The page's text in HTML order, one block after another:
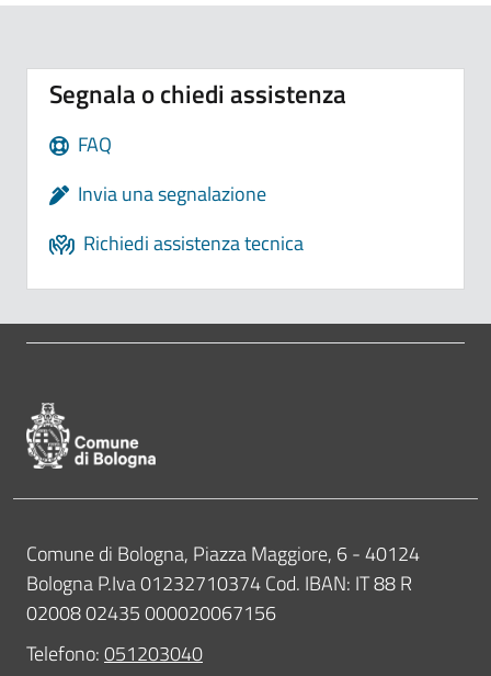
Segnala o chiedi assistenza
FAQ
Invia una segnalazione
Richiedi assistenza tecnica
Contatti
Comune di Bologna, Piazza Maggiore, 6 - 40124
Bologna P.Iva 01232710374 Cod. IBAN: IT 88 R
02008 02435 000020067156
Telefono:051203040